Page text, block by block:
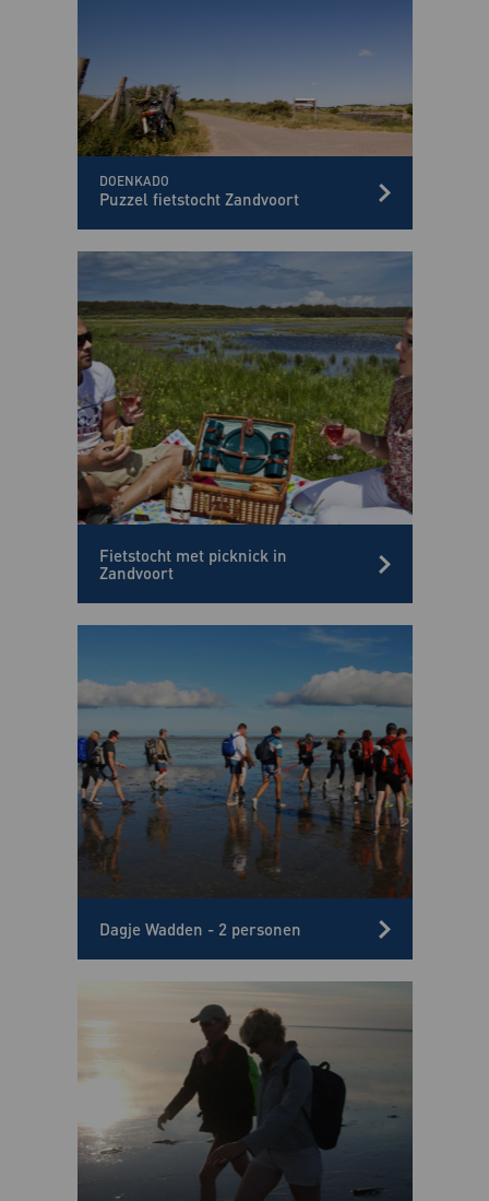
DOENKADO
Puzzel fietstocht Zandvoort
Fietstocht met picknick in
Zandvoort
Dagje Wadden - 2 personen